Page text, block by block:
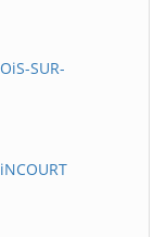
SUR-